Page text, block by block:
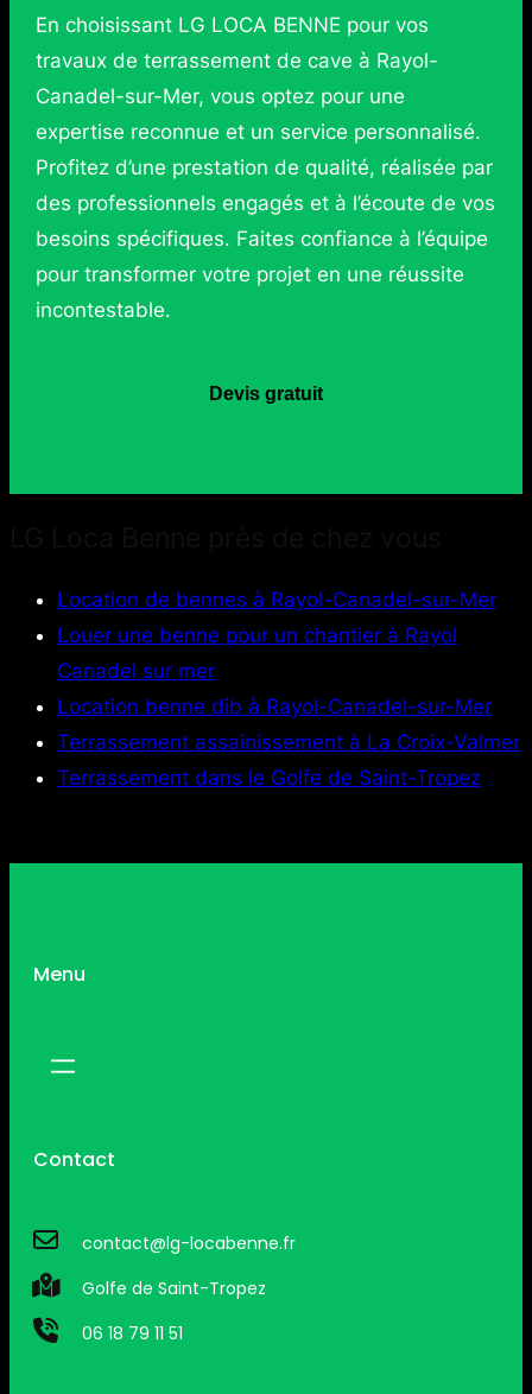
En choisissant LG LOCA BENNE pour vos
travaux de terrassement de cave à Rayol-
Canadel-sur-Mer, vous optez pour une
expertise reconnue et un service personnalisé.
Profitez d’une prestation de qualité, réalisée par
des professionnels engagés et à l’écoute de vos
besoins spécifiques. Faites confiance à l’équipe
pour transformer votre projet en une réussite
incontestable.
Devis gratuit
Location de bennes à Rayol-Canadel-sur-Mer
Louer une benne pour un chantier à Rayol
Canadel sur mer
Location benne dib à Rayol-Canadel-sur-Mer
Terrassement assainissement à La Croix-Valmer
Terrassement dans le Golfe de Saint-Tropez
Menu
Contact
contact@lg-locabenne.fr
Golfe de Saint-Tropez
06 18 79 11 51